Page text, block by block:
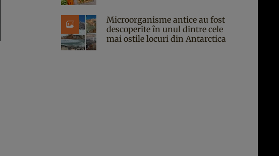
Microorganisme antice au fost
descoperite în unul dintre cele
mai ostile locuri din Antarctica